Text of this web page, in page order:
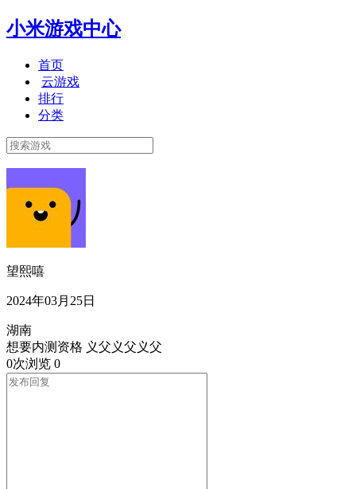
小米游戏中心
首页
云游戏
排行
分类
望熙嘻
2024年03月25日
湖南
想要内测资格 义父义父义父
0次浏览 0